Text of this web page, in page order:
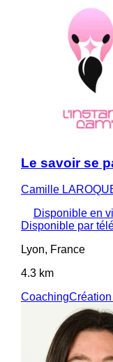
Le savoir se
Camille
Disponible en
Disponible par
Lyon, France
4.3 km
Coaching